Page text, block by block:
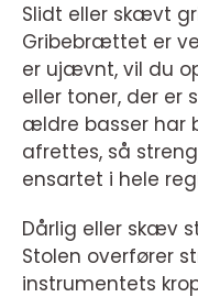
Slidt eller skævt
Gribebrættet er
er ujævnt, vil du
eller toner, der er
ældre basser har
afrettes, så
ensartet i hele
Dårlig eller skæv
Stolen overfører
instrumentets